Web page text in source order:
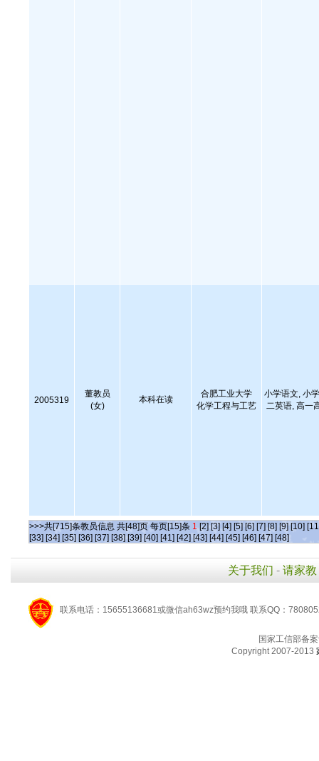
2005319
董教员
(女)
本科在读
合肥工业大学
化学工程与工艺
小学语文, 小
二英语, 高一
>>>共[715]条教员信息 共[48]页 每页[15]条 1 [2] [3] [4] [5] [6] [7] [8] [9] [10]
[33] [34] [35] [36] [37] [38] [39] [40] [41] [42] [43] [44] [45] [46] [47] [48]
关于我们 - 请家教
联系电话：15655136681或微信ah63wz预约我哦 联系QQ：
国家工信部备
Copyright 2007-2013